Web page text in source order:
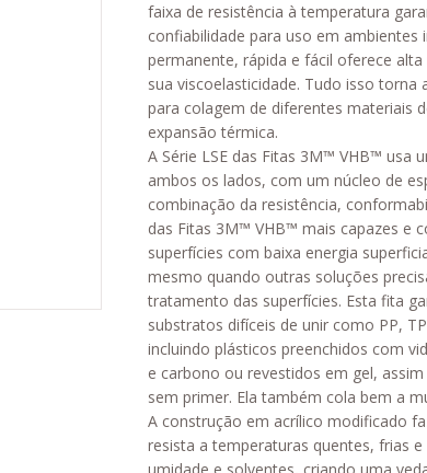
faixa de resistência à temperatura
confiabilidade para uso em
permanente, rápida e fácil oferece
sua viscoelasticidade. Tudo isso
para colagem de diferentes materiais
expansão térmica.
A Série LSE das Fitas 3M™ VHB™ usa
ambos os lados, com um núcleo de
combinação da resistência,
das Fitas 3M™ VHB™ mais capazes e
superfícies com baixa energia
mesmo quando outras soluções
tratamento das superfícies. Esta fita
substratos difíceis de unir como PP,
incluindo plásticos preenchidos com
e carbono ou revestidos em gel,
sem primer. Ela também cola bem a
A construção em acrílico modificado
resista a temperaturas quentes, frias